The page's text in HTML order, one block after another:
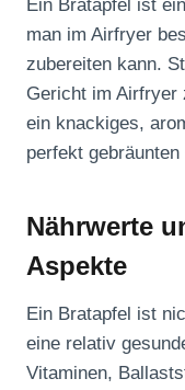
Ein Bratapfel ist
man im Airfryer
zubereiten kann.
Gericht im Airfryer
ein knackiges,
perfekt
Nährwerte
Aspekte
Ein Bratapfel ist
eine relativ
Vitaminen,